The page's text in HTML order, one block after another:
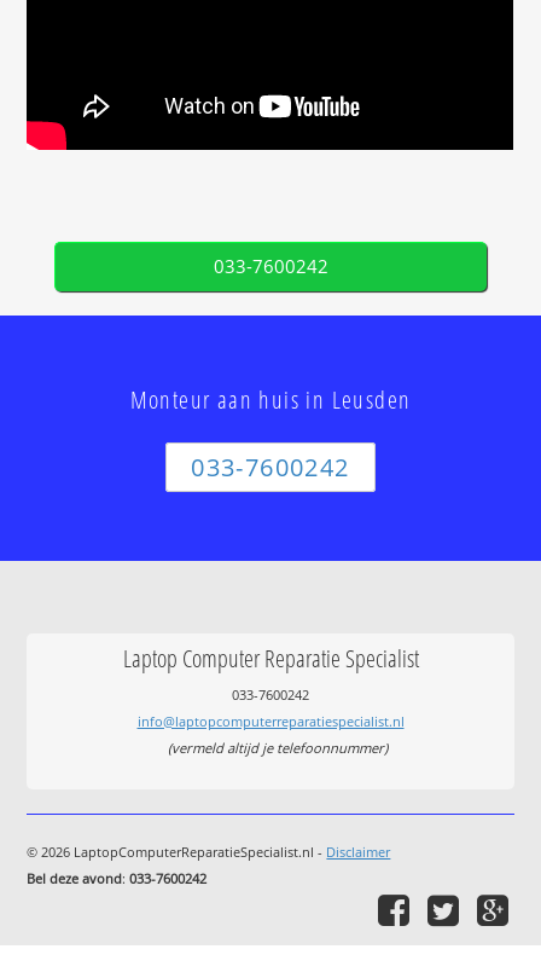
033-7600242
Monteur aan huis in Leusden
033-7600242
Laptop Computer Reparatie Specialist
033-7600242
info@laptopcomputerreparatiespecialist.nl
(vermeld altijd je telefoonnummer)
© 2026 LaptopComputerReparatieSpecialist.nl - Disclaimer
Bel deze avond:033-7600242